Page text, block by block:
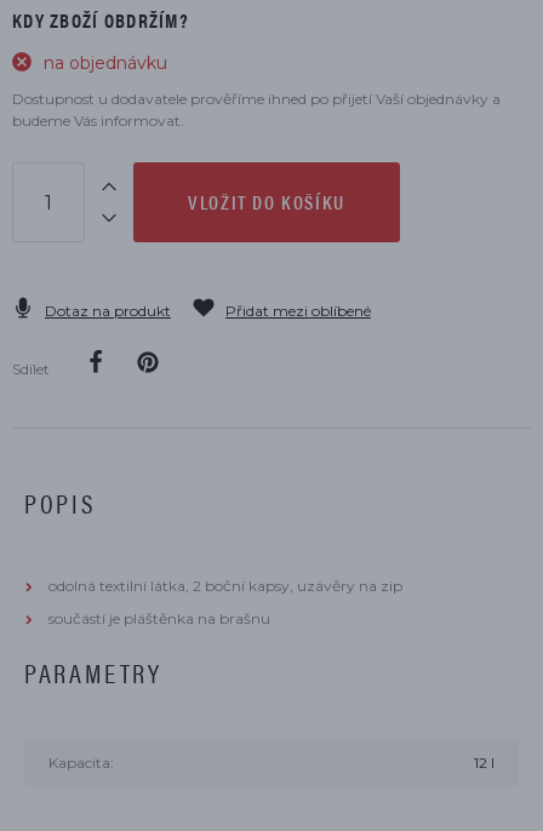
KDY ZBOŽÍ OBDRŽÍM?
na objednávku
Dostupnost u dodavatele prověříme ihned po přijetí Vaší objednávky a
budeme Vás informovat.
VLOŽIT DO KOŠÍKU
Dotaz na produkt Přidat mezi oblíbené
Sdílet
POPIS
odolná textilní látka, 2 boční kapsy, uzávěry na zip
součástí je pláštěnka na brašnu
PARAMETRY
Kapacita: 12 l